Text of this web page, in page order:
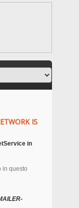
IS
in
in questo